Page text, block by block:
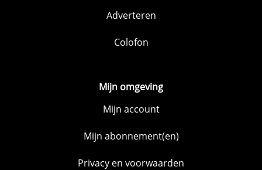
Adverteren
Colofon
Mijn omgeving
Mijn account
Mijn abonnement(en)
Privacy en voorwaarden